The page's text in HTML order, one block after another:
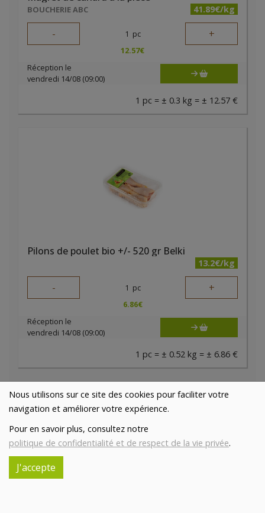
Nous utilisons sur ce site des cookies pour faciliter votre
navigation et améliorer votre expérience.
Pour en savoir plus, consultez notre
politique de confidentialité et de respect de la vie privée.
J'accepte
BOUCHERIE ABC 41.89€/kg
- 1 pc +
12.57€
Réception le
vendredi 14/08 (09:00)
1 pc = ± 0.3 kg = ± 12.57 €
Pilons de poulet bio +/- 520 gr Belki
13.2€/kg
- 1 pc +
6.86€
Réception le
vendredi 14/08 (09:00)
1 pc = ± 0.52 kg = ± 6.86 €